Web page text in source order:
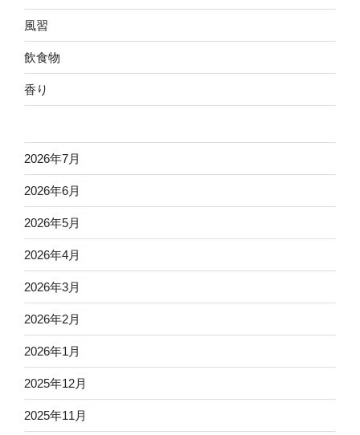
風習
飲食物
香り
2026年7月
2026年6月
2026年5月
2026年4月
2026年3月
2026年2月
2026年1月
2025年12月
2025年11月